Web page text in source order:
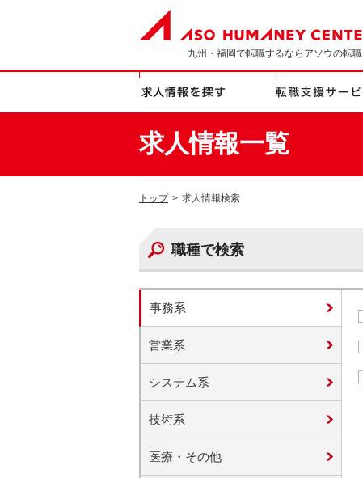
九州・福岡で転職するならアソウの転職
求人情報一覧
トップ > 求人情報検索
職種で検索
事務系
営業系
システム系
技術系
医療・その他